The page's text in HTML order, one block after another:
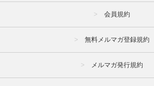
会員規約
無料メルマガ登録規約
メルマガ発行規約